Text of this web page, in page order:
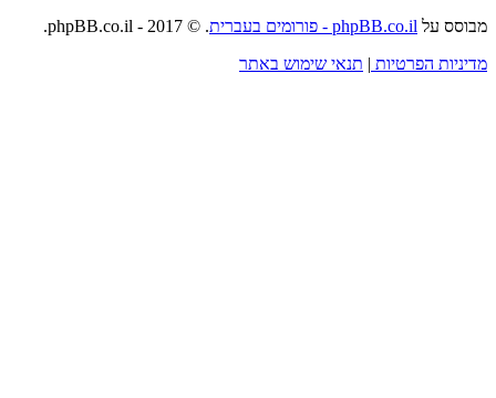
מבוסס על phpBB.co.il - פורומים בעברית
. © 2017 - phpBB.co.il.
מדיניות הפרטיות | תנאי שימוש באתר